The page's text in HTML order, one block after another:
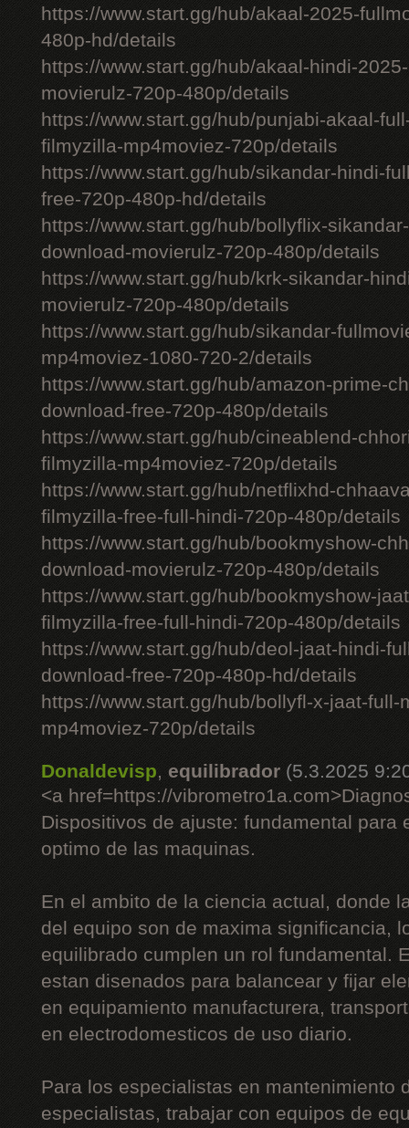
https://www.start.gg/hub/akaal-2025-
480p-hd/details
https://www.start.gg/hub/akaal-hindi-
movierulz-720p-480p/details
https://www.start.gg/hub/punjabi-akaal-
filmyzilla-mp4moviez-720p/details
https://www.start.gg/hub/sikandar-hindi-
free-720p-480p-hd/details
https://www.start.gg/hub/bollyflix-
download-movierulz-720p-480p/details
https://www.start.gg/hub/krk-sikandar-
movierulz-720p-480p/details
https://www.start.gg/hub/sikandar-
mp4moviez-1080-720-2/details
https://www.start.gg/hub/amazon-prime-
download-free-720p-480p/details
https://www.start.gg/hub/cineablend-
filmyzilla-mp4moviez-720p/details
https://www.start.gg/hub/netflixhd-
filmyzilla-free-full-hindi-720p-480p/details
https://www.start.gg/hub/bookmyshow-
download-movierulz-720p-480p/details
https://www.start.gg/hub/bookmyshow-
filmyzilla-free-full-hindi-720p-480p/details
https://www.start.gg/hub/deol-jaat-hindi-
download-free-720p-480p-hd/details
https://www.start.gg/hub/bollyfl-x-jaat-
mp4moviez-720p/details
Donaldevisp, equilibrador (5.3.2025
<a href=https://
Dispositivos de ajuste: fundamental para
optimo de las maquinas.
En el ambito de la ciencia actual, donde
del equipo son de maxima significancia,
equilibrado cumplen un rol fundamental.
estan disenados para balancear y fijar
en equipamiento manufacturera,
en electrodomesticos de uso diario.
Para los especialistas en mantenimiento
especialistas, trabajar con equipos de